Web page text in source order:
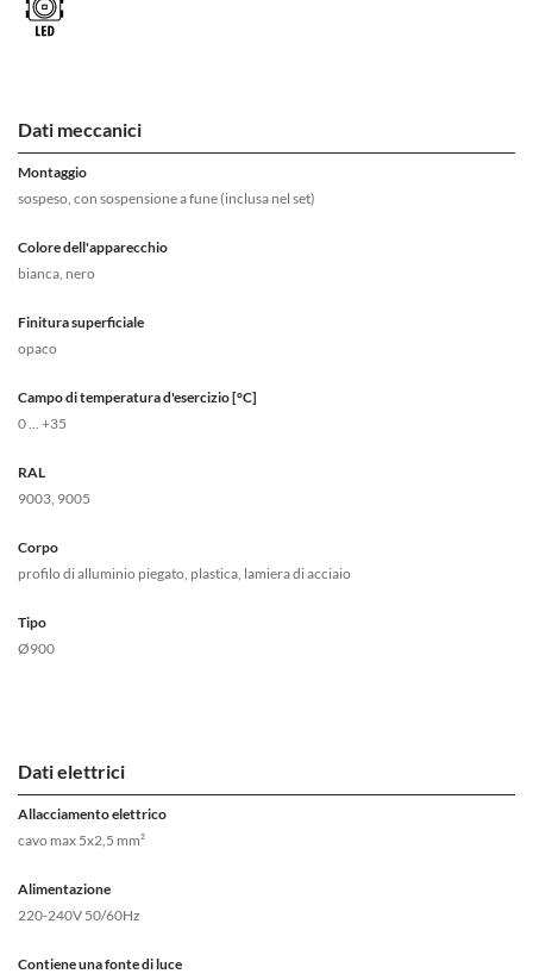
Dati meccanici
Montaggio
sospeso, con sospensione a fune (inclusa nel set)
Colore dell'apparecchio
bianca, nero
Finitura superficiale
opaco
Campo di temperatura d'esercizio [°C]
0 ... +35
RAL
9003, 9005
Corpo
profilo di alluminio piegato, plastica, lamiera di acciaio
Tipo
Ø900
Dati elettrici
Allacciamento elettrico
cavo max 5x2,5 mm²
Alimentazione
220-240V 50/60Hz
Contiene una fonte di luce